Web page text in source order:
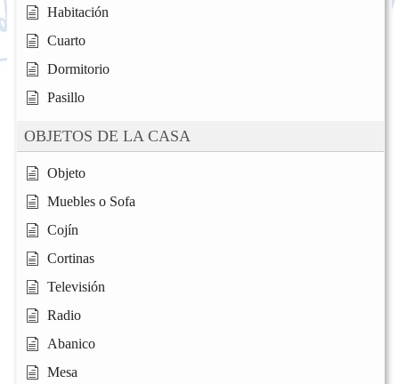
Habitación
Cuarto
Dormitorio
Pasillo
OBJETOS DE LA CASA
Objeto
Muebles o Sofa
Cojín
Cortinas
Televisión
Radio
Abanico
Mesa